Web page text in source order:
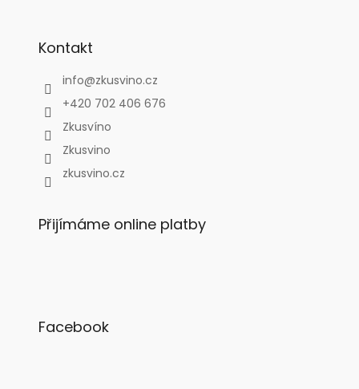
Kontakt
info@zkusvino.cz
+420 702 406 676
Zkusvíno
Zkusvino
zkusvino.cz
Přijímáme online platby
Facebook